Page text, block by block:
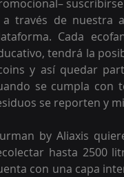
través de nuestra
Cada
tendrá la
y así quedar
se cumpla con
se reporten y
by Aliaxis
hasta 2500
con una capa